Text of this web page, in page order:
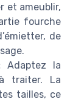
et ameublir,
fourche
de
Adaptez la
traiter. La
tailles, ce